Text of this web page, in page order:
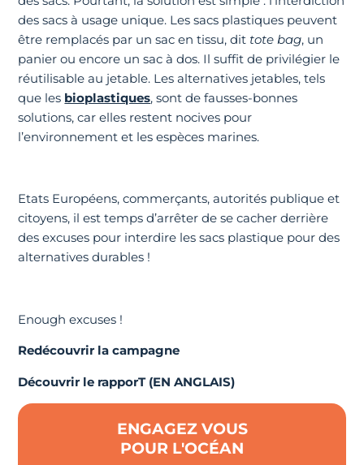
des sacs à usage unique. Les sacs plastiques peuvent
être remplacés par un sac en tissu, dit tote bag, un
panier ou encore un sac à dos. Il suffit de privilégier le
réutilisable au jetable. Les alternatives jetables, tels
que les bioplastiques, sont de fausses-bonnes
solutions, car elles restent nocives pour
l’environnement et les espèces marines.
Etats Européens, commerçants, autorités publique et
citoyens, il est temps d’arrêter de se cacher derrière
des excuses pour interdire les sacs plastique pour des
alternatives durables !
Enough excuses !
Redécouvrir la campagne
Découvrir le rapporT (EN ANGLAIS)
ENGAGEZ VOUS
POUR L'OCÉAN